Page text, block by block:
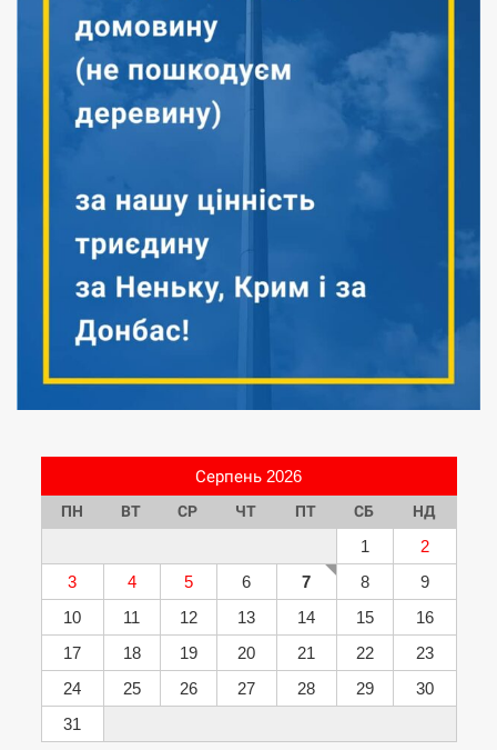
Серпень 2026
ПН ВТ СР ЧТ ПТ СБ НД
1
2
3
4 5 6 7 8
9
10
11 12 13 14 15
16
17
18 19 20 21 22
23
24
25 26 27 28 29
30
31